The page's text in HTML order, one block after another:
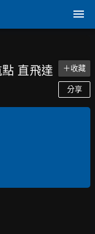
直飛達
＋收藏
分享